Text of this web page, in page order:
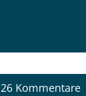
26 Kommentare